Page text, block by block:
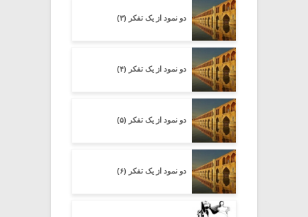
دو نمود از یک تفکر (۳)
دو نمود از یک تفکر (۴)
دو نمود از یک تفکر (۵)
دو نمود از یک تفکر (۶)